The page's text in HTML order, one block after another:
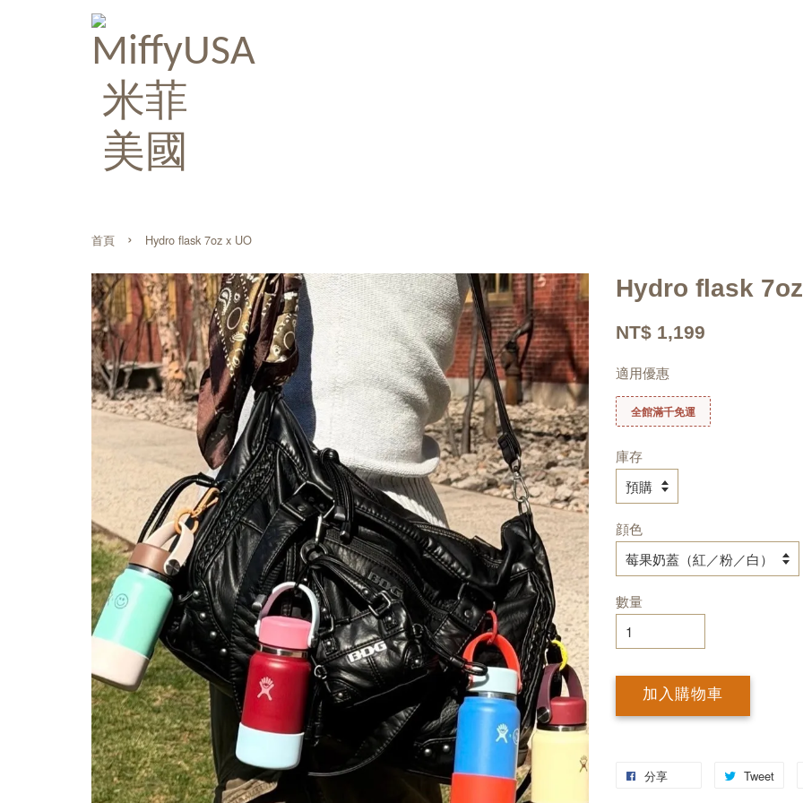
首頁 › Hydro flask 7oz x UO
Hydro flask
NT$ 1,199
適用優惠
全館滿千免運
庫存
顔色
數量
加入購物車
分享 Tweet